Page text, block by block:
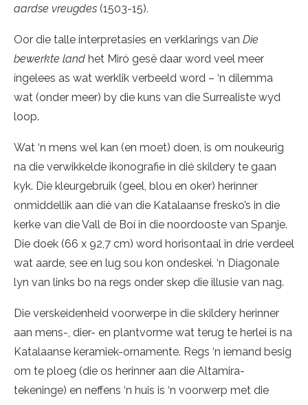
aardse vreugdes (1503-15).
Oor die talle interpretasies en verklarings van Die
bewerkte land het Miró gesê daar word veel meer
íngelees as wat werklik verbeeld word – ‘n dilemma
wat (onder meer) by die kuns van die Surrealiste wyd
loop.
Wat ‘n mens wel kan (en moet) doen, is om noukeurig
na die verwikkelde ikonografie in dié skildery te gaan
kyk. Die kleurgebruik (geel, blou en oker) herinner
onmiddellik aan dié van die Katalaanse fresko’s in die
kerke van die Vall de Boí in die noordooste van Spanje.
Die doek (66 x 92,7 cm) word horisontaal in drie verdeel
wat aarde, see en lug sou kon ondeskei. ‘n Diagonale
lyn van links bo na regs onder skep die illusie van nag.
Die verskeidenheid voorwerpe in die skildery herinner
aan mens-, dier- en plantvorme wat terug te herlei is na
Katalaanse keramiek-ornamente. Regs ‘n iemand besig
om te ploeg (die os herinner aan die Altamira-
tekeninge) en neffens ‘n huis is ‘n voorwerp met die